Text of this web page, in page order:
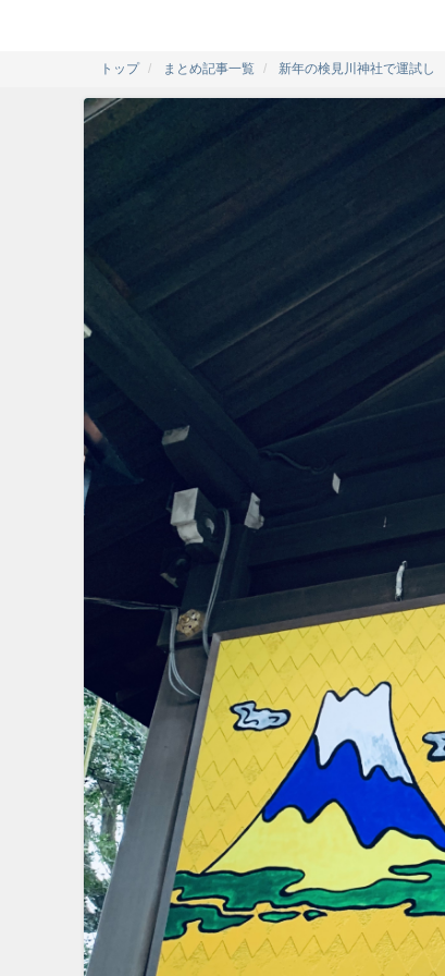
トップ まとめ記事一覧 新年の検見川神社で運試し